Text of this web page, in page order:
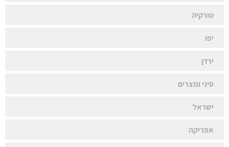
טורקיה
יפו
ירדן
סיני ומצרים
ישראל
אפריקה